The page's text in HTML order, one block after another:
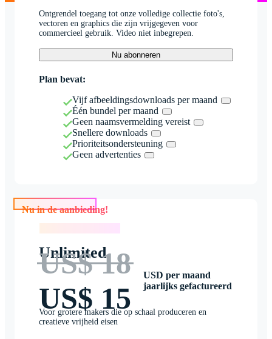
Ontgrendel toegang tot onze volledige collectie foto's,
vectoren en graphics die zijn vrijgegeven voor
commercieel gebruik. Video niet inbegrepen.
Nu abonneren
Plan bevat:
Vijf afbeeldingsdownloads per maand
Één bundel per maand
Geen naamsvermelding vereist
Snellere downloads
Prioriteitsondersteuning
Geen advertenties
Nu in de aanbieding!
Unlimited
US$ 18
US$ 15
USD per maand
jaarlijks gefactureerd
Voor grotere makers die op schaal produceren en
creatieve vrijheid eisen